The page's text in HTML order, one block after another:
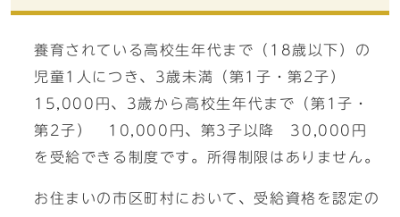
養育されている高校生年代まで（18歳以下）の
児童1人につき、3歳未満（第1子・第2子）
15,000円、3歳から高校生年代まで（第1子・
第2子） 10,000円、第3子以降 30,000円
を受給できる制度です。所得制限はありません。
お住まいの市区町村において、受給資格を認定の